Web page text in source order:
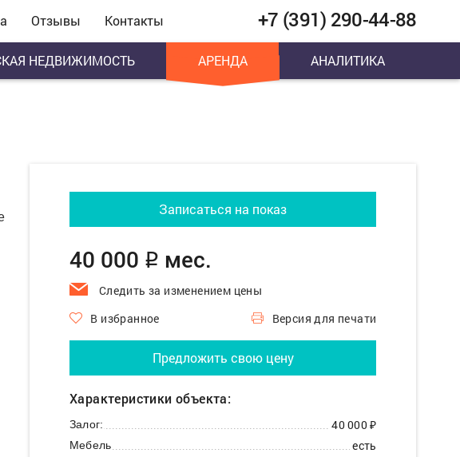
Отзывы Контакты +7 (391) 290-44-88
НЕДВИЖИМОСТЬ АРЕНДА АНАЛИТИКА
Записаться на показ
40 000 q мес.
Следить за изменением цены
В избранное
Версия для печати
Предложить свою цену
Характеристики объекта:
Залог: 40 000 ₽
Мебель есть